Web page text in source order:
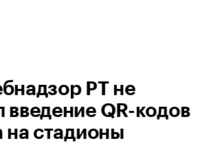
РТ не
введение QR-кодов
на стадионы